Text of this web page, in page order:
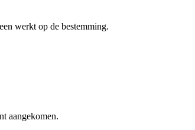
werkt op de bestemming.
aangekomen.